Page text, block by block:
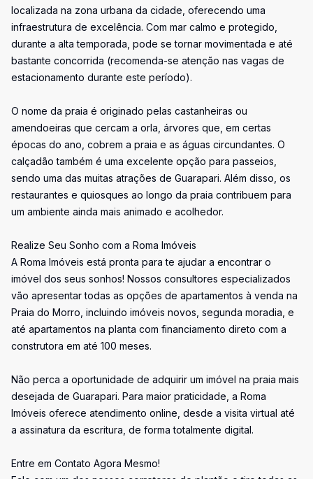
localizada na zona urbana da cidade, oferecendo uma
infraestrutura de excelência. Com mar calmo e protegido,
durante a alta temporada, pode se tornar movimentada e até
bastante concorrida (recomenda-se atenção nas vagas de
estacionamento durante este período).
O nome da praia é originado pelas castanheiras ou
amendoeiras que cercam a orla, árvores que, em certas
épocas do ano, cobrem a praia e as águas circundantes. O
calçadão também é uma excelente opção para passeios,
sendo uma das muitas atrações de Guarapari. Além disso, os
restaurantes e quiosques ao longo da praia contribuem para
um ambiente ainda mais animado e acolhedor.
Realize Seu Sonho com a Roma Imóveis
A Roma Imóveis está pronta para te ajudar a encontrar o
imóvel dos seus sonhos! Nossos consultores especializados
vão apresentar todas as opções de apartamentos à venda na
Praia do Morro, incluindo imóveis novos, segunda moradia, e
até apartamentos na planta com financiamento direto com a
construtora em até 100 meses.
Não perca a oportunidade de adquirir um imóvel na praia mais
desejada de Guarapari. Para maior praticidade, a Roma
Imóveis oferece atendimento online, desde a visita virtual até
a assinatura da escritura, de forma totalmente digital.
Entre em Contato Agora Mesmo!